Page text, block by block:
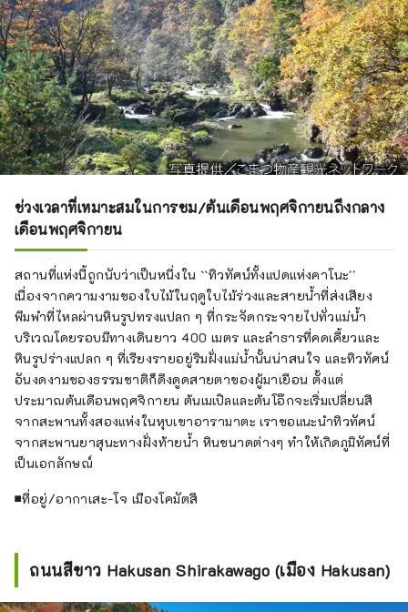
ช่วงเวลาที่เหมาะสมในการชม/ต้นเดือนพฤศจิกายนถึงกลาง
เดือนพฤศจิกายน
สถานที่แห่งนี้ถูกนับว่าเป็นหนึ่งใน ``ทิวทัศน์ทั้งแปดแห่งคาโนะ''
เนื่องจากความงามของใบไม้ในฤดูใบไม้ร่วงและสายน้ำที่ส่งเสียง
พึมพำที่ไหลผ่านหินรูปทรงแปลก ๆ ที่กระจัดกระจายไปทั่วแม่น้ำ
บริเวณโดยรอบมีทางเดินยาว 400 เมตร และลำธารที่คดเคี้ยวและ
หินรูปร่างแปลก ๆ ที่เรียงรายอยู่ริมฝั่งแม่น้ำนั้นน่าสนใจ และทิวทัศน์
อันงดงามของธรรมชาติก็ดึงดูดสายตาของผู้มาเยือน ตั้งแต่
ประมาณต้นเดือนพฤศจิกายน ต้นเมเปิลและต้นโอ๊กจะเริ่มเปลี่ยนสี
จากสะพานทั้งสองแห่งในหุบเขาอารามาตะ เราขอแนะนำทิวทัศน์
จากสะพานยาสุนะทางฝั่งท้ายน้ำ หินขนาดต่างๆ ทำให้เกิดภูมิทัศน์ที่
เป็นเอกลักษณ์
■ที่อยู่/อากาเสะ-โจ เมืองโคมัตสึ
ถนนสีขาว Hakusan Shirakawago (เมือง Hakusan)